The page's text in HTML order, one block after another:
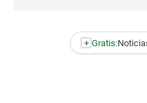
+ Gratis: